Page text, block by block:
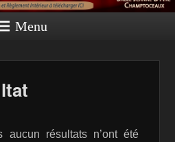
Menu
aucun résultats n’ont été